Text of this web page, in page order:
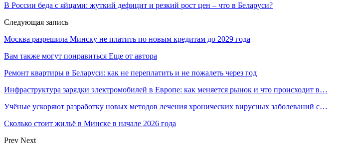
В России беда с яйцами: жуткий дефицит и резкий рост цен – что в Беларуси?
Следующая запись
Москва разрешила Минску не платить по новым кредитам до 2029 года
Вам также могут понравиться Еще от автора
Ремонт квартиры в Беларуси: как не переплатить и не пожалеть через год
Инфраструктура зарядки электромобилей в Европе: как меняется рынок и что происходит в…
Учёные ускоряют разработку новых методов лечения хронических вирусных заболеваний с…
Сколько стоит жильё в Минске в начале 2026 года
Prev Next